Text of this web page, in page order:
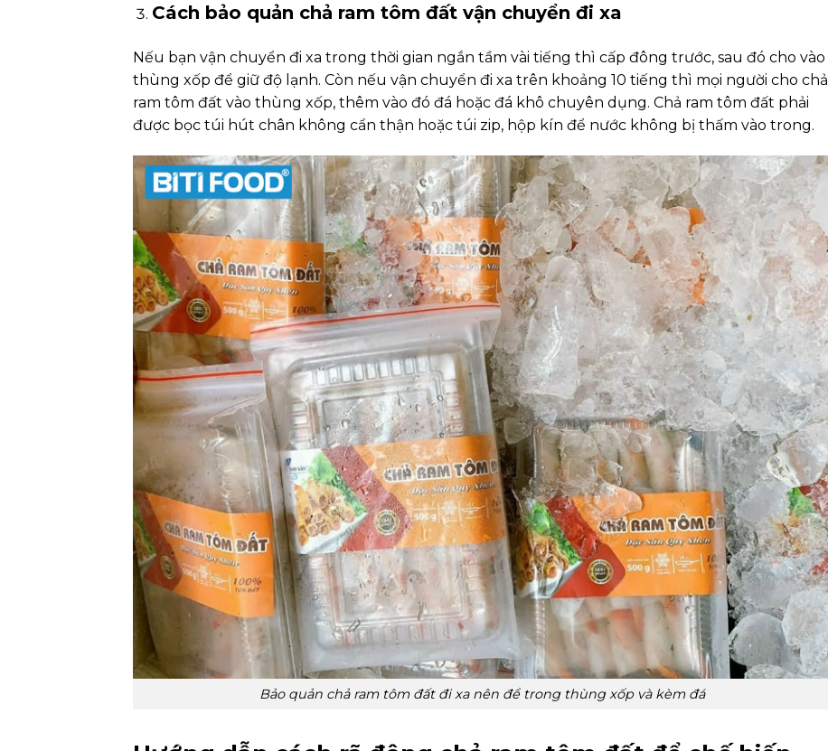
Cách bảo quản chả ram tôm đất vận chuyển đi xa
Nếu bạn vận chuyển đi xa trong thời gian ngắn tầm vài tiếng thì cấp đông trước, sau đó cho vào
thùng xốp để giữ độ lạnh. Còn nếu vận chuyển đi xa trên khoảng 10 tiếng thì mọi người cho chả
ram tôm đất vào thùng xốp, thêm vào đó đá hoặc đá khô chuyên dụng. Chả ram tôm đất phải
được bọc túi hút chân không cẩn thận hoặc túi zip, hộp kín để nước không bị thấm vào trong.
Bảo quản chả ram tôm đất đi xa nên để trong thùng xốp và kèm đá